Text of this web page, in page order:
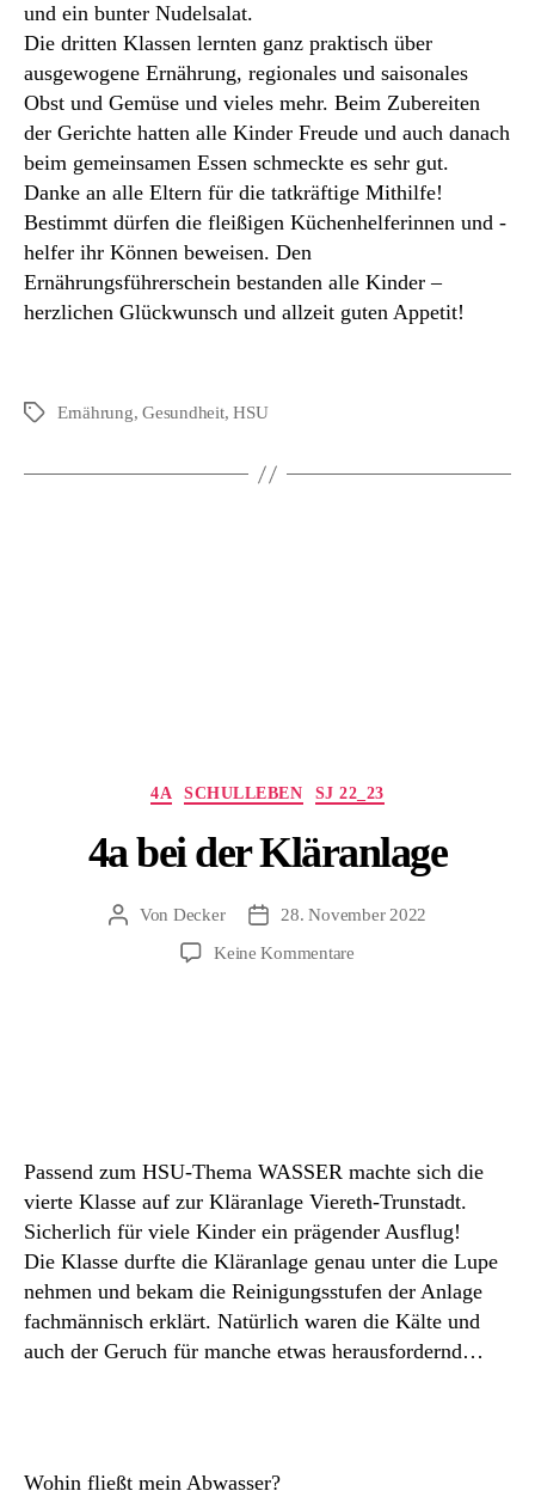
und ein bunter Nudelsalat.
Die dritten Klassen lernten ganz praktisch über
ausgewogene Ernährung, regionales und saisonales
Obst und Gemüse und vieles mehr. Beim Zubereiten
der Gerichte hatten alle Kinder Freude und auch danach
beim gemeinsamen Essen schmeckte es sehr gut.
Danke an alle Eltern für die tatkräftige Mithilfe!
Bestimmt dürfen die fleißigen Küchenhelferinnen und -
helfer ihr Können beweisen. Den
Ernährungsführerschein bestanden alle Kinder –
herzlichen Glückwunsch und allzeit guten Appetit!
Schlagwörter
Ernährung,Gesundheit,HSU
Kategorien
4A SCHULLEBEN SJ 22_23
4a bei der Kläranlage
Beitragsautor
Von Decker Beitragsdatum
28. November 2022
Keine Kommentarezu
Passend zum HSU-Thema WASSER machte sich die
vierte Klasse auf zur Kläranlage Viereth-Trunstadt.
Sicherlich für viele Kinder ein prägender Ausflug!
Die Klasse durfte die Kläranlage genau unter die Lupe
nehmen und bekam die Reinigungsstufen der Anlage
fachmännisch erklärt. Natürlich waren die Kälte und
auch der Geruch für manche etwas herausfordernd…
Wohin fließt mein Abwasser?